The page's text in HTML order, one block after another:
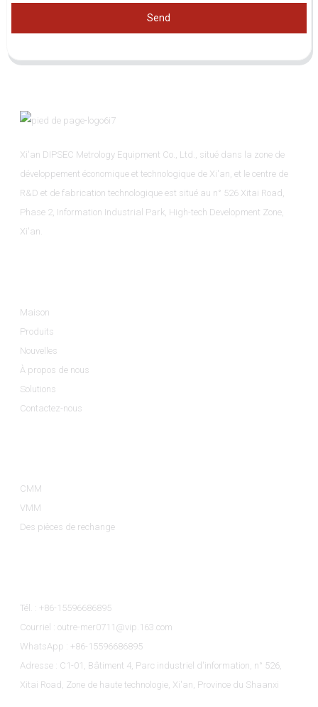
Send
Xi'an DIPSEC Metrology Equipment Co., Ltd., situé dans la zone de
développement économique et technologique de Xi'an, et le centre de
R&D et de fabrication technologique est situé au n° 526 Xitai Road,
Phase 2, Information Industrial Park, High-tech Development Zone,
Xi'an.
Maison
Produits
Nouvelles
À propos de nous
Solutions
Contactez-nous
CMM
VMM
Des pièces de rechange
Tél. : +86-15596686895
Courriel : outre-mer0711@vip.163.com
WhatsApp : +86-15596686895
Adresse : C1-01, Bâtiment 4, Parc industriel d'information, n° 526,
Xitai Road, Zone de haute technologie, Xi'an, Province du Shaanxi